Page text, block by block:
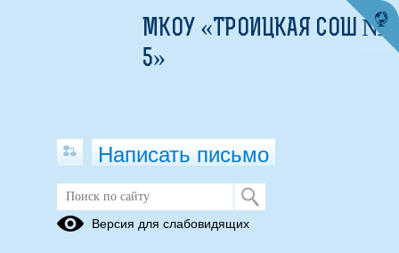
Публикации за 10.05.2026
МКОУ «ТРОИЦКАЯ СОШ №
5»
Написать письмо
Версия для слабовидящих